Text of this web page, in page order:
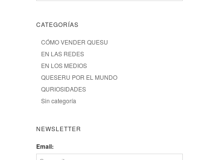
CATEGORÍAS
CÓMO VENDER QUESU
EN LAS REDES
EN LOS MEDIOS
QUESERU POR EL MUNDO
QURIOSIDADES
Sin categoría
NEWSLETTER
Email: